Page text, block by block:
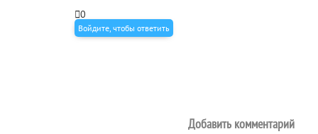
0
Войдите, чтобы ответить
Добавить комментарий